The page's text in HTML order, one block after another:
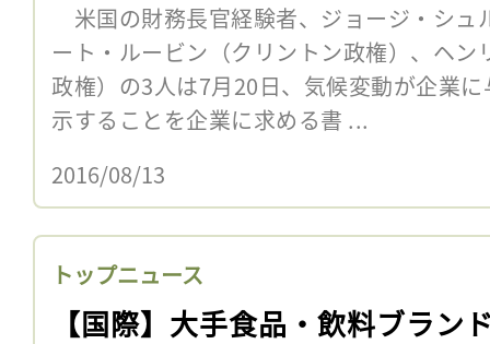
米国の財務長官経験者、ジョージ・シュ
ート・ルービン（クリントン政権）、ヘ
政権）の3人は7月20日、気候変動が企業
示することを企業に求める書 ...
2016/08/13
トップニュース
【国際】大手食品・飲料ブラン